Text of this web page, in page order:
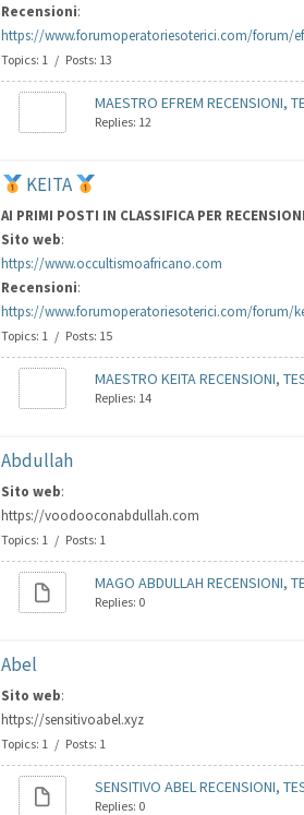
Recensioni:
https://www.forumoperatoriesoterici.com/forum/
Topics: 1 / Posts: 13
MAESTRO EFREM RECENSIONI,
Replies: 12
KEITA
AI PRIMI POSTI IN CLASSIFICA PER
Sito web:
https://www.occultismoafricano.com
Recensioni:
https://www.forumoperatoriesoterici.com/forum/
Topics: 1 / Posts: 15
MAESTRO KEITA RECENSIONI,
Replies: 14
Abdullah
Sito web:
https://voodooconabdullah.com
Topics: 1 / Posts: 1
MAGO ABDULLAH RECENSIONI,
Replies: 0
Abel
Sito web:
https://sensitivoabel.xyz
Topics: 1 / Posts: 1
SENSITIVO ABEL RECENSIONI,
Replies: 0